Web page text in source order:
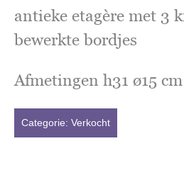
antieke etagère met 3
bewerkte bordjes
Afmetingen h31 ø15 cm
Categorie: Verkocht